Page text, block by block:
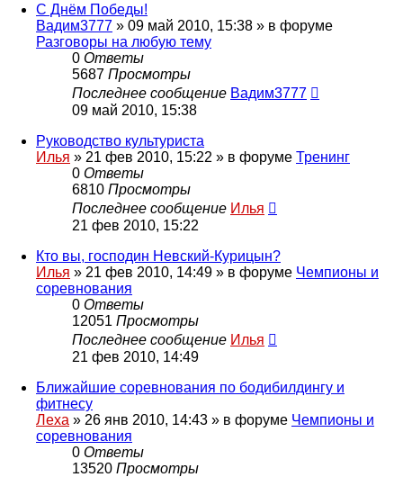
С Днём Победы!
Вадим3777 » 09 май 2010, 15:38 » в форуме
Разговоры на любую тему
0 Ответы
5687 Просмотры
Последнее сообщение Вадим3777
09 май 2010, 15:38
Руководство культуриста
Илья » 21 фев 2010, 15:22 » в форуме Тренинг
0 Ответы
6810 Просмотры
Последнее сообщение Илья
21 фев 2010, 15:22
Кто вы, господин Невский-Курицын?
Илья » 21 фев 2010, 14:49 » в форуме Чемпионы и
соревнования
0 Ответы
12051 Просмотры
Последнее сообщение Илья
21 фев 2010, 14:49
Ближайшие соревнования по бодибилдингу и
фитнесу
Леха » 26 янв 2010, 14:43 » в форуме Чемпионы и
соревнования
0 Ответы
13520 Просмотры